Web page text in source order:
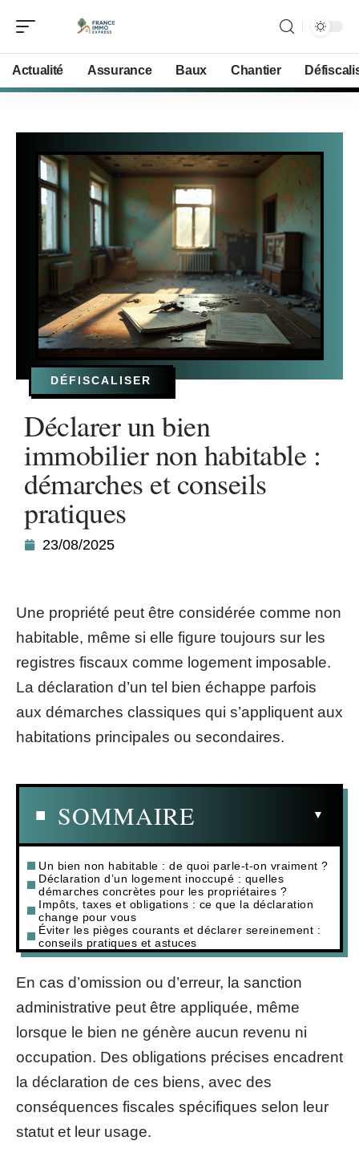
Actualité Assurance Baux Chantier
DÉFISCALISER
Déclarer un bien
immobilier non habitable :
démarches et conseils
pratiques
23/08/2025
Une propriété peut être considérée comme non
habitable, même si elle figure toujours sur les
registres fiscaux comme logement imposable.
La déclaration d’un tel bien échappe parfois
aux démarches classiques qui s’appliquent aux
habitations principales ou secondaires.
SOMMAIRE
Un bien non habitable : de quoi parle-t-on vraiment ?
Déclaration d’un logement inoccupé : quelles
démarches concrètes pour les propriétaires ?
Impôts, taxes et obligations : ce que la déclaration
change pour vous
Éviter les pièges courants et déclarer sereinement :
conseils pratiques et astuces
En cas d’omission ou d’erreur, la sanction
administrative peut être appliquée, même
lorsque le bien ne génère aucun revenu ni
occupation. Des obligations précises encadrent
la déclaration de ces biens, avec des
conséquences fiscales spécifiques selon leur
statut et leur usage.